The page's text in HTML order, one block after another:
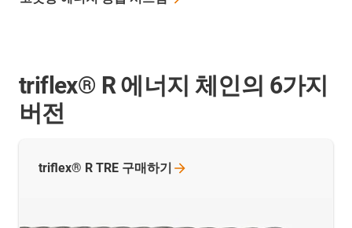
triflex® R 에너지 체인의 6가지
버전
triflex® R TRE 구매하기